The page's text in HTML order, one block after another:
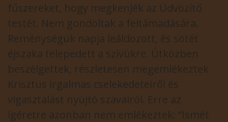
fűszereket, hogy megkenjék az Üdvözítő
testét. Nem gondoltak a feltámadására.
Reménységük napja leáldozott, és sötét
éjszaka telepedett a szívükre. Útközben
beszélgettek, részletesen megemlékeztek
Krisztus irgalmas cselekedeteiről és
vigasztalást nyújtó szavairól. Erre az
ígéretre azonban nem emlékeztek: “Ismét